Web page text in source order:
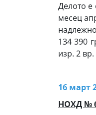
Делото е
месец
134 390
изр. 2
16 март
НОХД №